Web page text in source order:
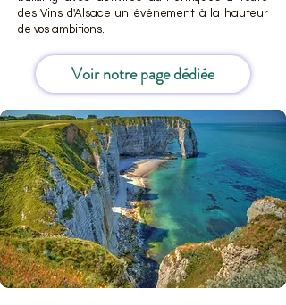
des Vins d'Alsace un événement à la hauteur
de vos ambitions.
Voir notre page dédiée